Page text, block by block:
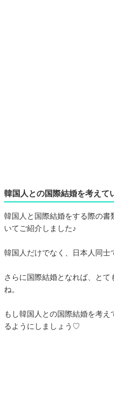
韓国人との国際結婚を考え
韓国人と国際結婚をする際の
いてご紹介しました♪
韓国人だけでなく、日本人同士
さらに国際結婚となれば、と
ね。
もし韓国人との国際結婚を考
るようにしましょう♡